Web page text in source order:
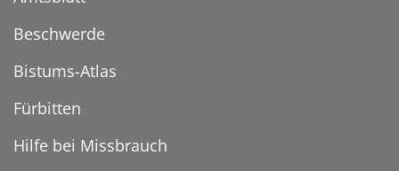
Beschwerde
Bistums-Atlas
Fürbitten
Hilfe bei Missbrauch